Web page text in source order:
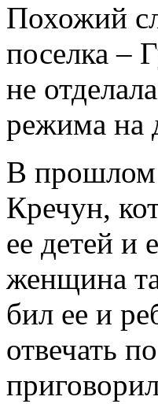
Похожий
поселка –
не
режима на
В прошлом
Кречун,
ее детей и
женщина
бил ее и
отвечать